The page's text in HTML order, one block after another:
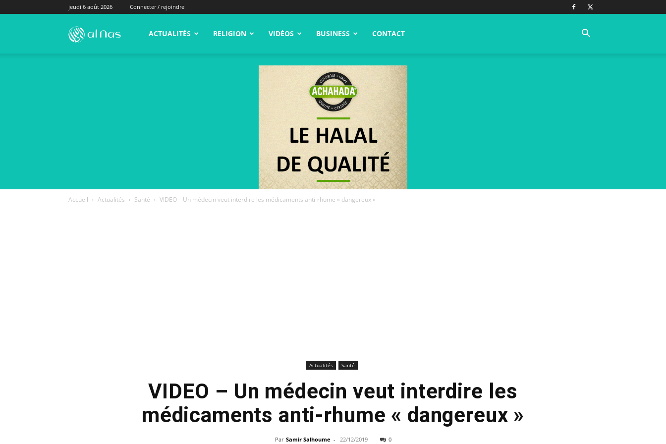
jeudi 6 août 2026 Connecter / rejoindre
alNas.fr ACTUALITÉS RELIGION VIDÉOS BUSINESS CONTACT
Accueil Actualités Santé VIDEO – Un médecin veut interdire les médicaments anti-rhume « dangereux »
Actualités Santé
VIDEO – Un médecin veut interdire les
médicaments anti-rhume « dangereux »
Par Samir Salhoume - 22/12/2019 0